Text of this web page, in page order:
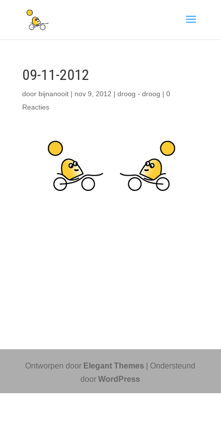
09-11-2012
door bijnanooit| nov 9, 2012 | droog - droog | 0
Reacties
Ontworpen door Elegant Themes | Ondersteund
doorWordPress